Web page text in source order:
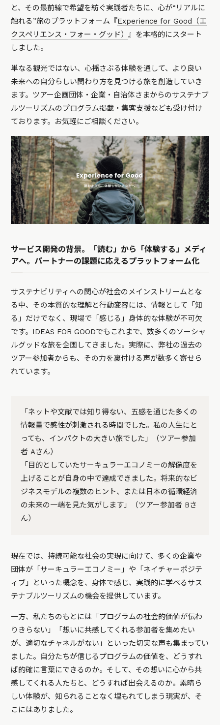
と、その最前線で希望を紡ぐ実践者たちに、心が“リアルに
触れる”旅のプラットフォーム『Experience for Good（エ
クスペリエンス・フォー・グッド）』を本格的にスタート
しました。
単なる観光ではない、心揺さぶる体験を通して、より良い
未来への自分らしい関わり方を見つける旅を創造していき
ます。ツアー企画団体・企業・自治体さまからのサステナブ
ルツーリズムのプログラム掲載・集客支援なども受け付け
ております。お気軽にご相談ください。
サービス開発の背景。「読む」から「体験する」メディ
アへ。パートナーの課題に応えるプラットフォーム化
サステナビリティへの関心が社会のメインストリームとな
る中、その本質的な理解と行動変容には、情報として「知
る」だけでなく、現場で「感じる」身体的な体験が不可欠
です。IDEAS FOR GOODでもこれまで、数多くのソーシャ
ルグッドな旅を企画してきました。実際に、弊社の過去の
ツアー参加者からも、その力を裏付ける声が数多く寄せら
れています。
「ネットや文献では知り得ない、五感を通じた多くの
情報量で感性が刺激される時間でした。私の人生にと
っても、インパクトの大きい旅でした」（ツアー参加
者 Aさん）
「目的としていたサーキュラーエコノミーの解像度を
上げることが自身の中で達成できました。将来的なビ
ジネスモデルの複数のヒント、または日本の循環経済
の未来の一端を見た気がします」（ツアー参加者 Bさ
ん）
現在では、持続可能な社会の実現に向けて、多くの企業や
団体が「サーキュラーエコノミー」や「ネイチャーポジテ
ィブ」といった概念を、身体で感じ、実践的に学べるサス
テナブルツーリズムの機会を提供しています。
一方、私たちのもとには「プログラムの社会的価値が伝わ
りきらない」「想いに共感してくれる参加者を集めたい
が、適切なチャネルがない」といった切実な声も集まってい
ました。自分たちが信じるプログラムの価値を、どうすれ
ば的確に言葉にできるのか。そして、その想いに心から共
感してくれる人たちと、どうすれば出会えるのか。素晴ら
しい体験が、知られることなく埋もれてしまう現実が、そ
こにはありました。